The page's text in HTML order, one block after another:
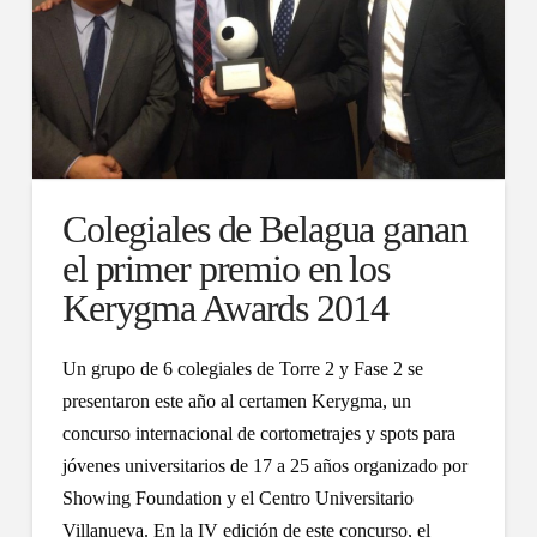
Colegiales de Belagua ganan
el primer premio en los
Kerygma Awards 2014
Un grupo de 6 colegiales de Torre 2 y Fase 2 se
presentaron este año al certamen Kerygma, un
concurso internacional de cortometrajes y spots para
jóvenes universitarios de 17 a 25 años organizado por
Showing Foundation y el Centro Universitario
Villanueva. En la IV edición de este concurso, el